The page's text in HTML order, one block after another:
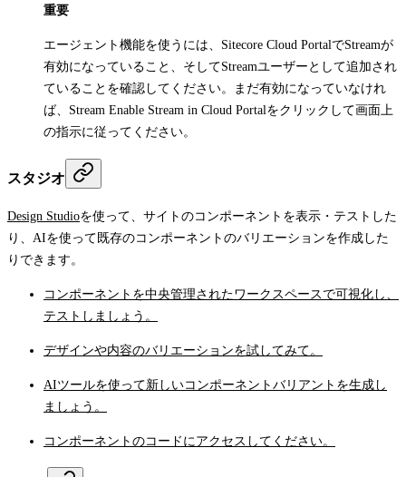
重要
エージェント機能を使うには、Sitecore Cloud PortalでStreamが
有効になっていること、そしてStreamユーザーとして追加され
ていることを確認してください。まだ有効になっていなけれ
ば、Stream Enable Stream in Cloud Portalをクリックして画面上
の指示に従ってください。
スタジオ
Design Studioを使って、サイトのコンポーネントを表示・テストした
り、AIを使って既存のコンポーネントのバリエーションを作成した
りできます。
コンポーネントを中央管理されたワークスペースで可視化し、
テストしましょう。
デザインや内容のバリエーションを試してみて。
AIツールを使って新しいコンポーネントバリアントを生成し
ましょう。
コンポーネントのコードにアクセスしてください。